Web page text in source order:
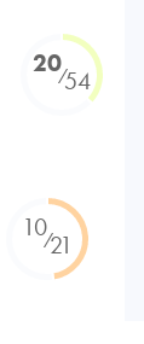
20⁄54
10⁄21